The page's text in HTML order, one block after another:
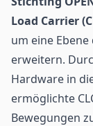
Load Carrier
um eine
erweitern.
Hardware in
ermöglichte
Bewegungen